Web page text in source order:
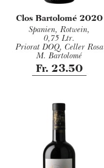
Clos Bartolomé 2020
Spanien, Rotwein,
0,75 Ltr.
Priorat DOQ, Celler Rosa
M. Bartolomé
Fr. 23.50